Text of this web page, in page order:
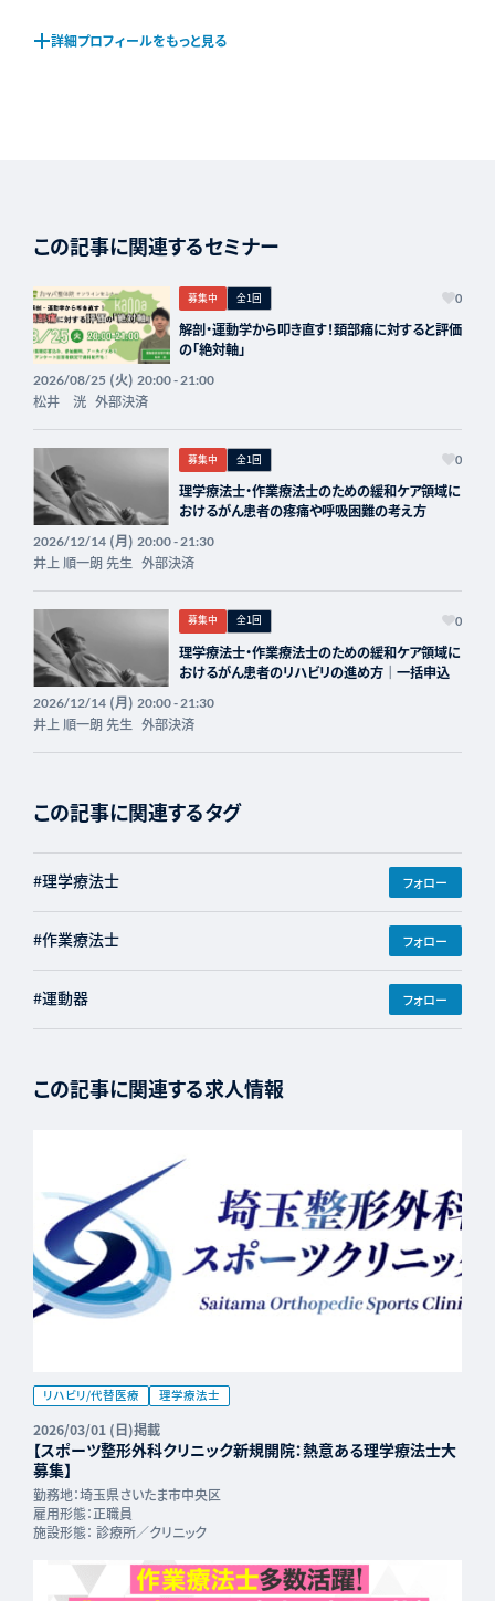
詳細プロフィールをもっと見る
この記事に関連するセミナー
募集中 全1回 0
解剖・運動学から叩き直す！頚部痛に対すると評価
の「絶対軸」
2026/08/25(火) 20:00 - 21:00
松井 洸 外部決済
募集中 全1回 0
理学療法士・作業療法士のための緩和ケア領域に
おけるがん患者の疼痛や呼吸困難の考え方
2026/12/14(月) 20:00 - 21:30
井上 順一朗 先生 外部決済
募集中 全1回 0
理学療法士・作業療法士のための緩和ケア領域に
おけるがん患者のリハビリの進め方｜一括申込
2026/12/14(月) 20:00 - 21:30
井上 順一朗 先生 外部決済
この記事に関連するタグ
#理学療法士 フォロー
#作業療法士 フォロー
#運動器 フォロー
この記事に関連する求人情報
リハビリ/代替医療 理学療法士
2026/03/01 (日)掲載
【スポーツ整形外科クリニック新規開院：熱意ある理学療法士大
募集】
勤務地：埼玉県さいたま市中央区
雇用形態：正職員
施設形態： 診療所／クリニック